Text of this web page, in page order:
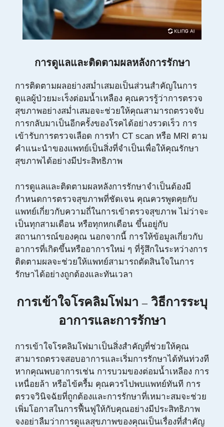
การดูแลและติดตามผลหลังการรักษา
การติดตามผลอย่างสม่ำเสมอเป็นส่วนสำคัญในการ
ดูแลผู้ป่วยมะเร็งต่อมน้ำเหลือง คุณควรรู้ว่าการตรวจ
สุขภาพอย่างสม่ำเสมอจะช่วยให้คุณสามารถตรวจจับ
การกลับมาเป็นอีกครั้งของโรคได้อย่างรวดเร็ว การ
เข้ารับการตรวจเลือด การทำ CT scan หรือ MRI ตาม
คำแนะนำของแพทย์เป็นสิ่งที่จำเป็นเพื่อให้คุณรักษา
สุขภาพได้อย่างมีประสิทธิภาพ
การดูแลและติดตามผลหลังการรักษาจำเป็นต้องมี
กำหนดการตรวจสุขภาพที่ชัดเจน คุณควรพูดคุยกับ
แพทย์เกี่ยวกับความถี่ในการเข้าตรวจสุขภาพ ไม่ว่าจะ
เป็นทุกสามเดือน หรือทุกหกเดือน ขึ้นอยู่กับ
สถานการณ์ของคุณ นอกจากนี้ การให้ข้อมูลเกี่ยวกับ
อาการที่เกิดขึ้นหรืออาการใหม่ ๆ ที่รู้สึกในระหว่างการ
ติดตามผลจะช่วยให้แพทย์สามารถตัดสินใจในการ
รักษาได้อย่างถูกต้องและทันเวลา
การเข้าใจโรคลิมโฟมา – วิธีการระบุ
อาการและการรักษา
การเข้าใจโรคลิมโฟมาเป็นสิ่งสำคัญที่ช่วยให้คุณ
สามารถตรวจสอบอาการและเริ่มการรักษาได้ทันท่วงที
หากคุณพบอาการเช่น การบวมของต่อมน้ำเหลือง การ
เหนื่อยล้า หรือไข้ครื้ม คุณควรไปพบแพทย์ทันที การ
ตรวจวินิจฉัยที่ถูกต้องและการรักษาที่เหมาะสมจะช่วย
เพิ่มโอกาสในการฟื้นฟูให้กับคุณอย่างมีประสิทธิภาพ
จงอย่าลืมว่าการดูแลสุขภาพของคุณเป็นเรื่องที่สำคัญ